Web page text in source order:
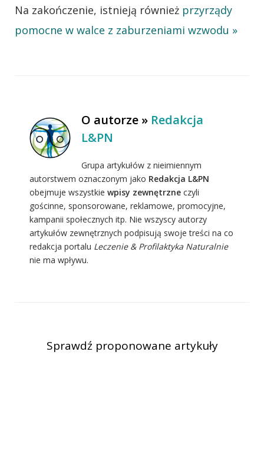
Na zakończenie, istnieją również przyrządy
pomocne w walce z zaburzeniami wzwodu »
O autorze » Redakcja
L&PN
Grupa artykułów z nieimiennym
autorstwem oznaczonym jako Redakcja L&PN
obejmuje wszystkie wpisy zewnętrzne czyli
gościnne, sponsorowane, reklamowe, promocyjne,
kampanii społecznych itp. Nie wszyscy autorzy
artykułów zewnętrznych podpisują swoje treści na co
redakcja portalu Leczenie & Profilaktyka Naturalnie
nie ma wpływu.
Sprawdź proponowane artykuły